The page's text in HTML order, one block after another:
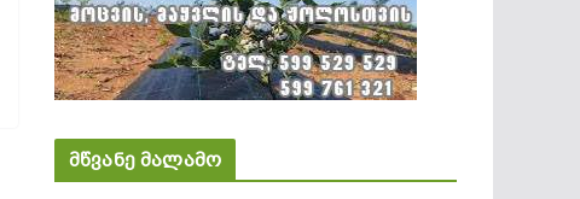
მწვანე მალამო